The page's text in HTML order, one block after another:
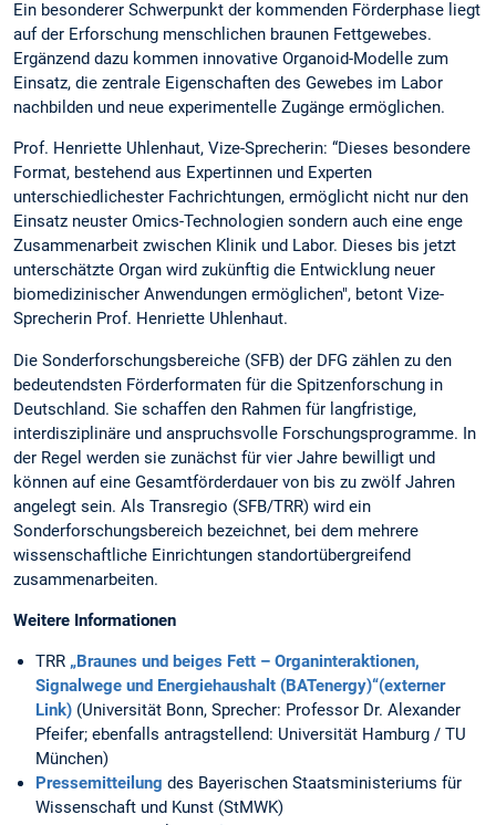
Ein besonderer Schwerpunkt der kommenden Förderphase liegt
auf der Erforschung menschlichen braunen Fettgewebes.
Ergänzend dazu kommen innovative Organoid-Modelle zum
Einsatz, die zentrale Eigenschaften des Gewebes im Labor
nachbilden und neue experimentelle Zugänge ermöglichen.
Prof. Henriette Uhlenhaut, Vize-Sprecherin: “Dieses besondere
Format, bestehend aus Expertinnen und Experten
unterschiedlichester Fachrichtungen, ermöglicht nicht nur den
Einsatz neuster Omics-Technologien sondern auch eine enge
Zusammenarbeit zwischen Klinik und Labor. Dieses bis jetzt
unterschätzte Organ wird zukünftig die Entwicklung neuer
biomedizinischer Anwendungen ermöglichen", betont Vize-
Sprecherin Prof. Henriette Uhlenhaut.
Die Sonderforschungsbereiche (SFB) der DFG zählen zu den
bedeutendsten Förderformaten für die Spitzenforschung in
Deutschland. Sie schaffen den Rahmen für langfristige,
interdisziplinäre und anspruchsvolle Forschungsprogramme. In
der Regel werden sie zunächst für vier Jahre bewilligt und
können auf eine Gesamtförderdauer von bis zu zwölf Jahren
angelegt sein. Als Transregio (SFB/TRR) wird ein
Sonderforschungsbereich bezeichnet, bei dem mehrere
wissenschaftliche Einrichtungen standortübergreifend
zusammenarbeiten.
Weitere Informationen
TRR „Braunes und beiges Fett – Organinteraktionen,
Signalwege und Energiehaushalt (BATenergy)“(externer
Link) (Universität Bonn, Sprecher: Professor Dr. Alexander
Pfeifer; ebenfalls antragstellend: Universität Hamburg / TU
München)
Pressemitteilung des Bayerischen Staatsministeriums für
Wissenschaft und Kunst (StMWK)